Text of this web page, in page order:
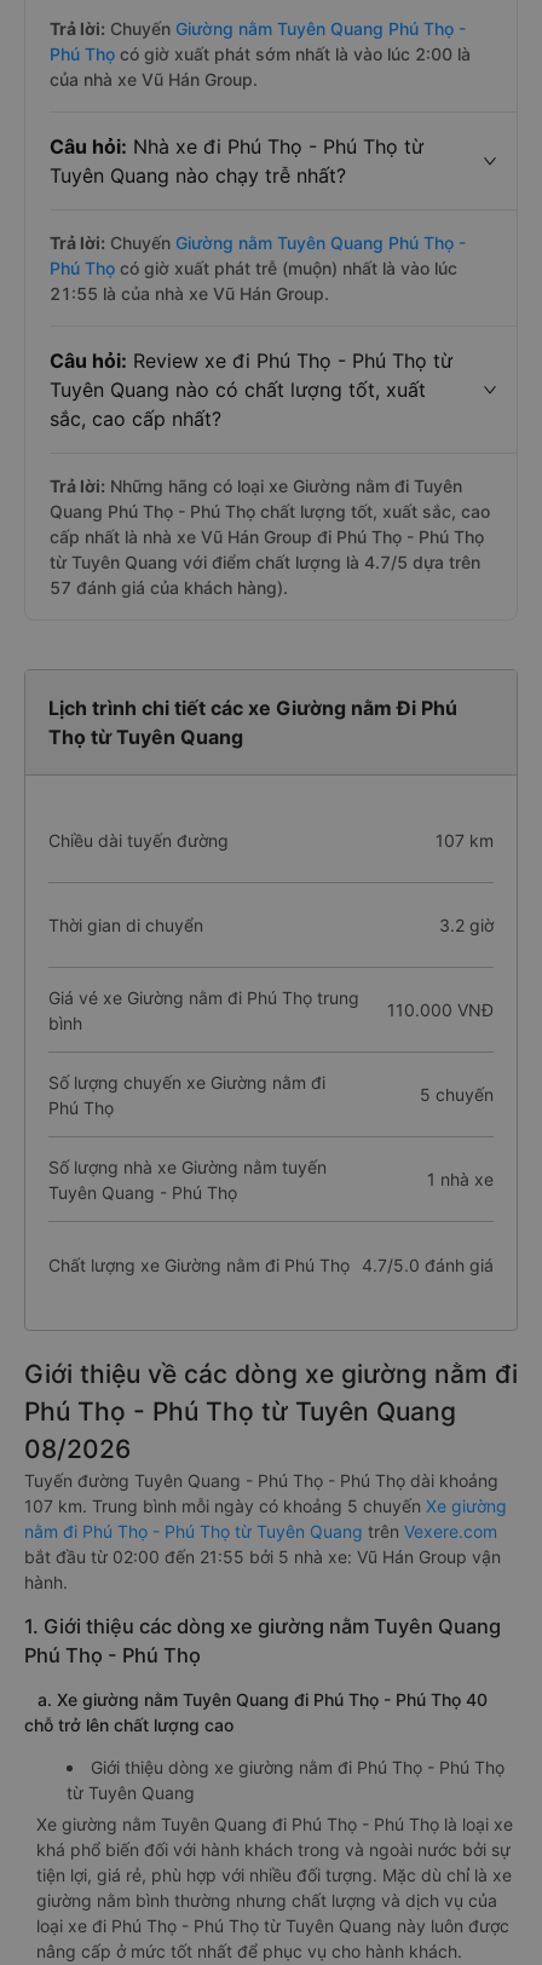
Trả lời: Chuyến Giường nằm Tuyên Quang Phú Thọ -
Phú Thọ có giờ xuất phát sớm nhất là vào lúc 2:00 là
của nhà xe Vũ Hán Group.
Câu hỏi: Nhà xe đi Phú Thọ - Phú Thọ từ
Tuyên Quang nào chạy trễ nhất?
Trả lời: Chuyến Giường nằm Tuyên Quang Phú Thọ -
Phú Thọ có giờ xuất phát trễ (muộn) nhất là vào lúc
21:55 là của nhà xe Vũ Hán Group.
Câu hỏi: Review xe đi Phú Thọ - Phú Thọ từ
Tuyên Quang nào có chất lượng tốt, xuất
sắc, cao cấp nhất?
Trả lời: Những hãng có loại xe Giường nằm đi Tuyên
Quang Phú Thọ - Phú Thọ chất lượng tốt, xuất sắc, cao
cấp nhất là nhà xe Vũ Hán Group đi Phú Thọ - Phú Thọ
từ Tuyên Quang với điểm chất lượng là 4.7/5 dựa trên
57 đánh giá của khách hàng).
Lịch trình chi tiết các xe Giường nằm Đi Phú
Thọ từ Tuyên Quang
Chiều dài tuyến đường 107 km
Thời gian di chuyển 3.2 giờ
Giá vé xe Giường nằm đi Phú Thọ trung
bình
110.000 VNĐ
Số lượng chuyến xe Giường nằm đi
Phú Thọ
5 chuyến
Số lượng nhà xe Giường nằm tuyến
Tuyên Quang - Phú Thọ
1 nhà xe
Chất lượng xe Giường nằm đi Phú Thọ 4.7/5.0 đánh giá
Giới thiệu về các dòng xe giường nằm đi
Phú Thọ - Phú Thọ từ Tuyên Quang
08/2026
Tuyến đường Tuyên Quang - Phú Thọ - Phú Thọ dài khoảng
107 km. Trung bình mỗi ngày có khoảng 5 chuyến Xe giường
nằm đi Phú Thọ - Phú Thọ từ Tuyên Quang trên Vexere.com
bắt đầu từ 02:00 đến 21:55 bởi 5 nhà xe: Vũ Hán Group vận
hành.
1. Giới thiệu các dòng xe giường nằm Tuyên Quang
Phú Thọ - Phú Thọ
a. Xe giường nằm Tuyên Quang đi Phú Thọ - Phú Thọ 40
chỗ trở lên chất lượng cao
Giới thiệu dòng xe giường nằm đi Phú Thọ - Phú Thọ
từ Tuyên Quang
Xe giường nằm Tuyên Quang đi Phú Thọ - Phú Thọ là loại xe
khá phổ biến đối với hành khách trong và ngoài nước bởi sự
tiện lợi, giá rẻ, phù hợp với nhiều đối tượng. Mặc dù chỉ là xe
giường nằm bình thường nhưng chất lượng và dịch vụ của
loại xe đi Phú Thọ - Phú Thọ từ Tuyên Quang này luôn được
nâng cấp ở mức tốt nhất để phục vụ cho hành khách.